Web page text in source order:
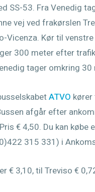
SS-53. Fra Venedig
vej ved frakørslen
Vicenza. Kør til
300 meter efter
tager omkring 30
ATVO
afgår efter
€ 4,50. Du kan købe
315 331) i
€ 3,10, til Treviso €